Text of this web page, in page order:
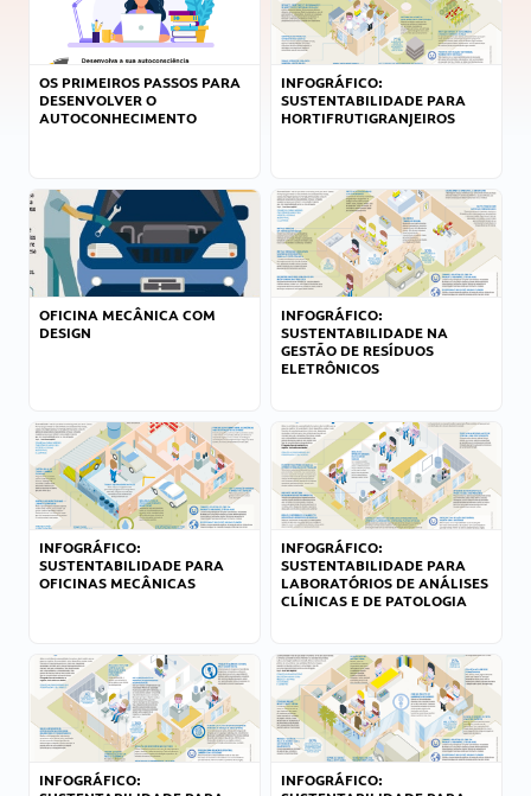
OS PRIMEIROS PASSOS PARA
DESENVOLVER O
AUTOCONHECIMENTO
INFOGRÁFICO:
SUSTENTABILIDADE PARA
HORTIFRUTIGRANJEIROS
OFICINA MECÂNICA COM
DESIGN
INFOGRÁFICO:
SUSTENTABILIDADE NA
GESTÃO DE RESÍDUOS
ELETRÔNICOS
INFOGRÁFICO:
SUSTENTABILIDADE PARA
OFICINAS MECÂNICAS
INFOGRÁFICO:
SUSTENTABILIDADE PARA
LABORATÓRIOS DE ANÁLISES
CLÍNICAS E DE PATOLOGIA
INFOGRÁFICO:
INFOGRÁFICO: